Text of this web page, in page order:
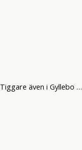
Tiggare även i Gyllebo …